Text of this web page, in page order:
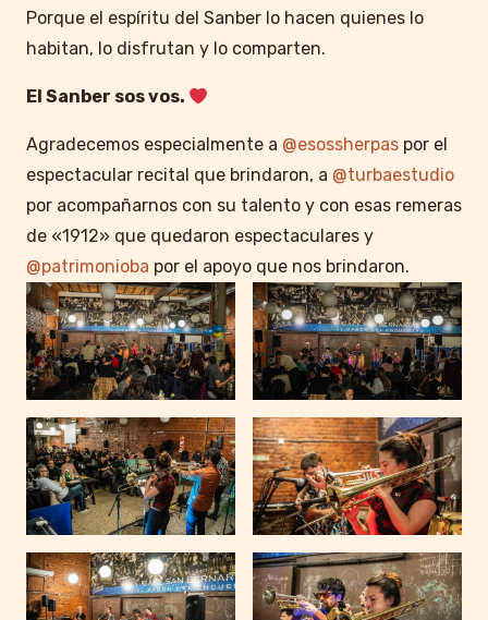
Porque el espíritu del Sanber lo hacen quienes lo
habitan, lo disfrutan y lo comparten.
El Sanber sos vos.
Agradecemos especialmente a @esossherpas por el
espectacular recital que brindaron, a @turbaestudio
por acompañarnos con su talento y con esas remeras
de «1912» que quedaron espectaculares y
@patrimonioba por el apoyo que nos brindaron.